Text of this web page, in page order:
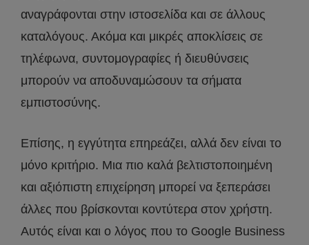
αναγράφονται στην ιστοσελίδα και σε άλλους
καταλόγους. Ακόμα και μικρές αποκλίσεις σε
τηλέφωνα, συντομογραφίες ή διευθύνσεις
μπορούν να αποδυναμώσουν τα σήματα
εμπιστοσύνης.
Επίσης, η εγγύτητα επηρεάζει, αλλά δεν είναι το
μόνο κριτήριο. Μια πιο καλά βελτιστοποιημένη
και αξιόπιστη επιχείρηση μπορεί να ξεπεράσει
άλλες που βρίσκονται κοντύτερα στον χρήστη.
Αυτός είναι και ο λόγος που το Google Business